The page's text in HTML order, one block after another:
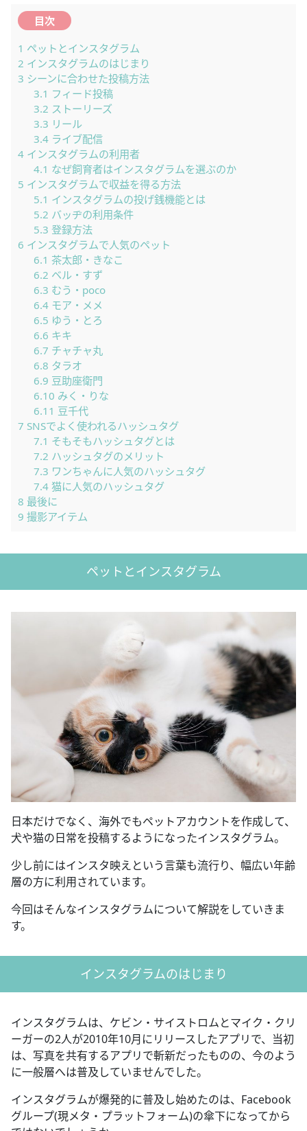
目次
1 ペットとインスタグラム
2 インスタグラムのはじまり
3 シーンに合わせた投稿方法
3.1 フィード投稿
3.2 ストーリーズ
3.3 リール
3.4ライブ配信
4 インスタグラムの利用者
4.1 なぜ飼育者はインスタグラムを選ぶのか
5 インスタグラムで収益を得る方法
5.1 インスタグラムの投げ銭機能とは
5.2 バッヂの利用条件
5.3 登録方法
6 インスタグラムで人気のペット
6.1 茶太郎・きなこ
6.2 ベル・すず
6.3 むう・poco
6.4モア・メメ
6.5 ゆう・とろ
6.6 キキ
6.7 チャチャ丸
6.8 タラオ
6.9 豆助座衛門
6.10 みく・りな
6.11 豆千代
7 SNSでよく使われるハッシュタグ
7.1 そもそもハッシュタグとは
7.2 ハッシュタグのメリット
7.3 ワンちゃんに人気のハッシュタグ
7.4猫に人気のハッシュタグ
8 最後に
9 撮影アイテム
ペットとインスタグラム
日本だけでなく、海外でもペットアカウントを作成して、
犬や猫の日常を投稿するようになったインスタグラム。
少し前にはインスタ映えという言葉も流行り、幅広い年齢
層の方に利用されています。
今回はそんなインスタグラムについて解説をしていきま
す。
インスタグラムのはじまり
インスタグラムは、ケビン・サイストロムとマイク・クリ
ーガーの2人が2010年10月にリリースしたアプリで、当初
は、写真を共有するアプリで斬新だったものの、今のよう
に一般層へは普及していませんでした。
インスタグラムが爆発的に普及し始めたのは、Facebook
グループ(現メタ・プラットフォーム)の傘下になってから